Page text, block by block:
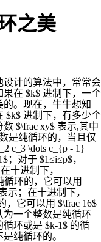
之美
计的算法中，常常会
在 $k$ 进制下，一个
。现在，牛牛想知
$k$ 进制下，有多少个
$\frac xy$ 表示,其中
是纯循环的，当且仅
c_3 \dots c_{p - 1}
；对于 $1≤i≤p$，
十进制下，
环的，它可以用
示；在十进制下，
，它可以用 $\frac 16$
一个整数是纯循环
环或是 $k-1$ 的循
纯循环的。